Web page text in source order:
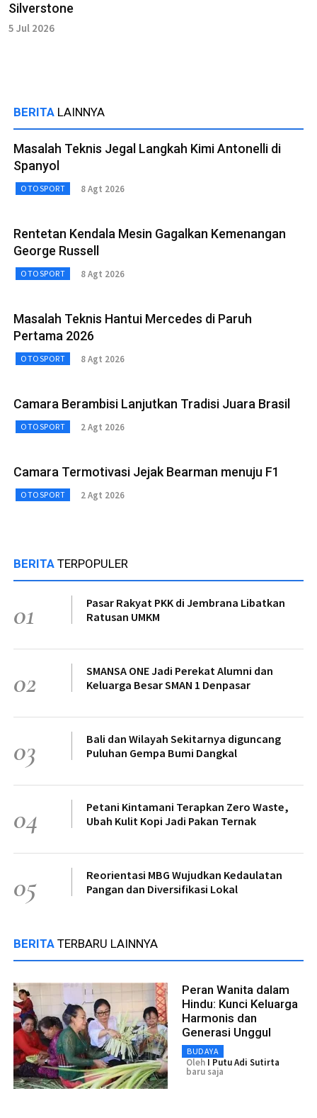
Silverstone
5 Jul 2026
BERITA LAINNYA
Masalah Teknis Jegal Langkah Kimi Antonelli di
Spanyol
OTOSPORT 8 Agt 2026
Rentetan Kendala Mesin Gagalkan Kemenangan
George Russell
OTOSPORT 8 Agt 2026
Masalah Teknis Hantui Mercedes di Paruh
Pertama 2026
OTOSPORT 8 Agt 2026
Camara Berambisi Lanjutkan Tradisi Juara Brasil
OTOSPORT 2 Agt 2026
Camara Termotivasi Jejak Bearman menuju F1
OTOSPORT 2 Agt 2026
BERITA TERPOPULER
01
Pasar Rakyat PKK di Jembrana Libatkan
Ratusan UMKM
02
SMANSA ONE Jadi Perekat Alumni dan
Keluarga Besar SMAN 1 Denpasar
03
Bali dan Wilayah Sekitarnya diguncang
Puluhan Gempa Bumi Dangkal
04
Petani Kintamani Terapkan Zero Waste,
Ubah Kulit Kopi Jadi Pakan Ternak
05
Reorientasi MBG Wujudkan Kedaulatan
Pangan dan Diversifikasi Lokal
BERITA TERBARU LAINNYA
Peran Wanita dalam
Hindu: Kunci Keluarga
Harmonis dan
Generasi Unggul
BUDAYA
Oleh I Putu Adi Sutirta
baru saja